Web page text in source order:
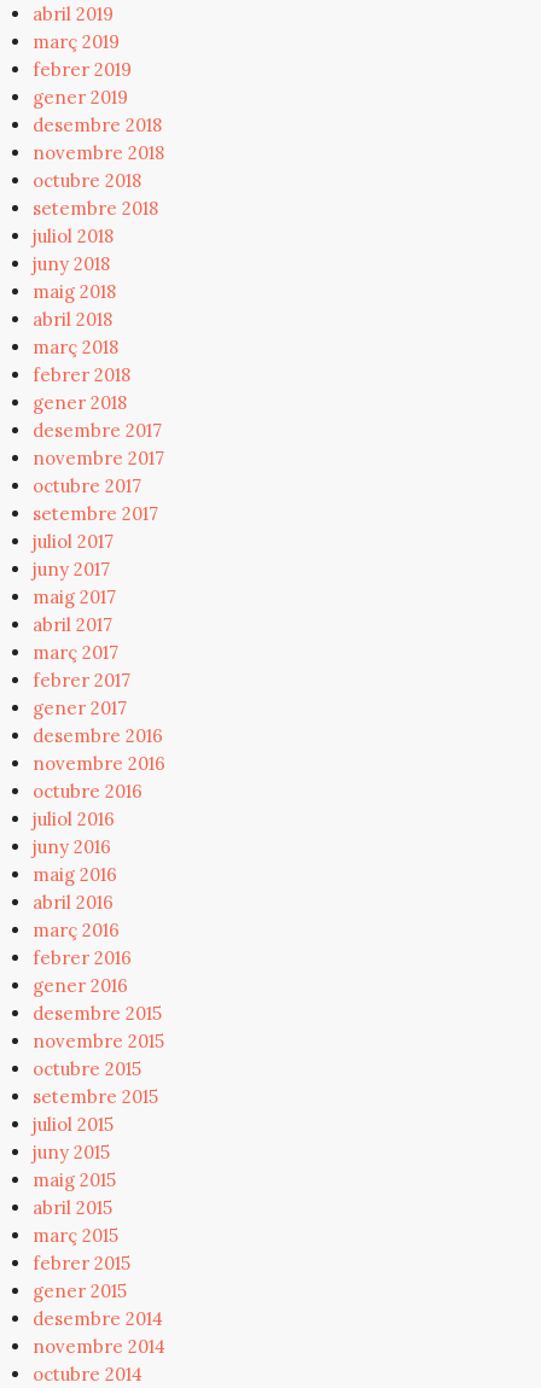
abril 2019
març 2019
febrer 2019
gener 2019
desembre 2018
novembre 2018
octubre 2018
setembre 2018
juliol 2018
juny 2018
maig 2018
abril 2018
març 2018
febrer 2018
gener 2018
desembre 2017
novembre 2017
octubre 2017
setembre 2017
juliol 2017
juny 2017
maig 2017
abril 2017
març 2017
febrer 2017
gener 2017
desembre 2016
novembre 2016
octubre 2016
juliol 2016
juny 2016
maig 2016
abril 2016
març 2016
febrer 2016
gener 2016
desembre 2015
novembre 2015
octubre 2015
setembre 2015
juliol 2015
juny 2015
maig 2015
abril 2015
març 2015
febrer 2015
gener 2015
desembre 2014
novembre 2014
octubre 2014